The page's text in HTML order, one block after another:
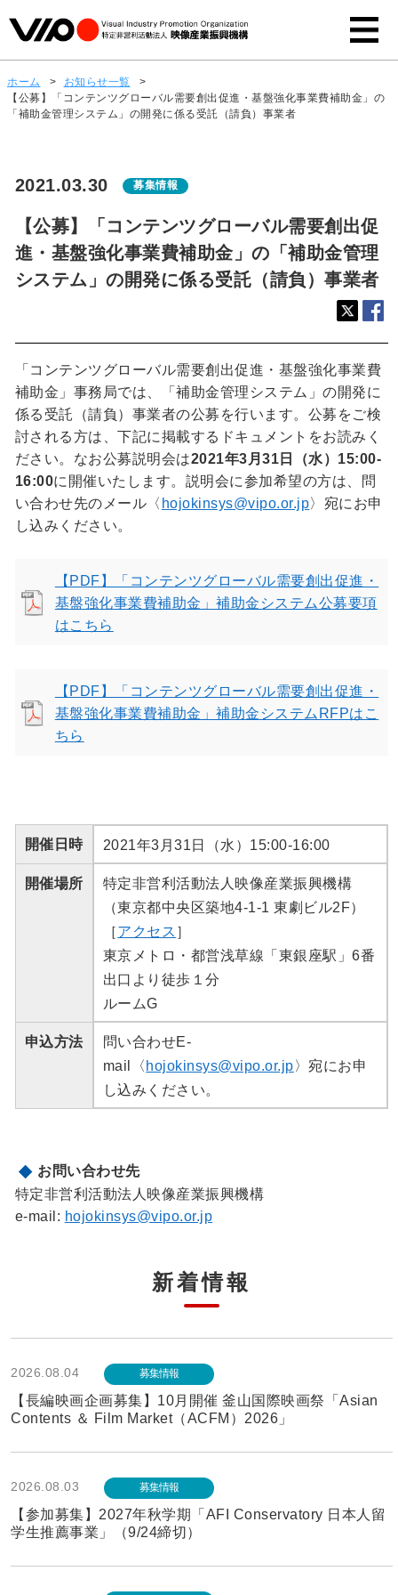
ホーム > お知らせ一覧
>
【公募】「コンテンツグローバル需要創出促進・基盤強化事業費補助金」の
「補助金管理システム」の開発に係る受託（請負）事業者
2021.03.30 募集情報
【公募】「コンテンツグローバル需要創出促
進・基盤強化事業費補助金」の「補助金管理
システム」の開発に係る受託（請負）事業者
「コンテンツグローバル需要創出促進・基盤強化事業費
補助金」事務局では、「補助金管理システム」の開発に
係る受託（請負）事業者の公募を行います。公募をご検
討される方は、下記に掲載するドキュメントをお読みく
ださい。なお公募説明会は2021年3月31日（水）15:00-
16:00に開催いたします。説明会に参加希望の方は、問
い合わせ先のメール〈 hojokinsys@vipo.or.jp〉宛にお申
し込みください。
【PDF】「コンテンツグローバル需要創出促進・
基盤強化事業費補助金」補助金システム公募要項
はこちら
【PDF】「コンテンツグローバル需要創出促進・
基盤強化事業費補助金」補助金システムRFPはこ
ちら
開催日時 2021年3月31日（水）15:00-16:00
開催場所
特定非営利活動法人映像産業振興機構
（東京都中央区築地4-1-1 東劇ビル2F）
［アクセス ］
東京メトロ・都営浅草線「東銀座駅」6番
出口より徒歩１分
ルームG
申込方法
問い合わせE-
mail〈 hojokinsys@vipo.or.jp〉宛にお申
し込みください。
お問い合わせ先
特定非営利活動法人映像産業振興機構
e-mail: hojokinsys@vipo.or.jp
新着情報
2026.08.04 募集情報
【長編映画企画募集】10月開催 釜山国際映画祭「Asian
Contents ＆ Film Market（ACFM）2026」
2026.08.03 募集情報
【参加募集】2027年秋学期「AFI Conservatory 日本人留
学生推薦事業」（9/24締切）